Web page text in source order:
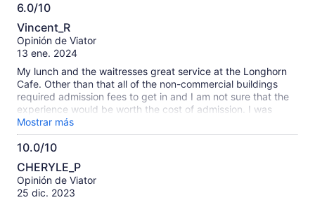
6.0/10
6.0
de
10
Vincent_R
Opinión de Viator
13 ene. 2024
My lunch and the waitresses great service at the Longhorn
Cafe. Other than that all of the non-commercial buildings
required admission fees to get in and I am not sure that the
experience would be worth the cost of admission. I was
there on a sunny January morning with the temperature near
60 degrees. No one rode the stage coaches or trolleys
during the 2.5 hours that I was there.
Mostrar más
10.0/10
10.0
de
10
CHERYLE_P
Opinión de Viator
25 dic. 2023